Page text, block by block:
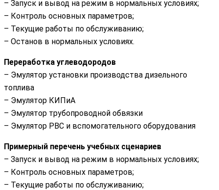
– Запуск и вывод на режим в нормальных условиях;
– Контроль основных параметров;
– Текущие работы по обслуживанию;
– Останов в нормальных условиях.
Переработка углеводородов
– Эмулятор установки производства дизельного
топлива
– Эмулятор КИПиА
– Эмулятор трубопроводной обвязки
– Эмулятор РВС и вспомогательного оборудования
Примерный перечень учебных сценариев
– Запуск и вывод на режим в нормальных условиях;
– Контроль основных параметров;
– Текущие работы по обслуживанию;